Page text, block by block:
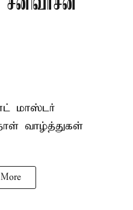
சீனிவாசன்
மாஸ்டர்
வாழ்த்துகள்